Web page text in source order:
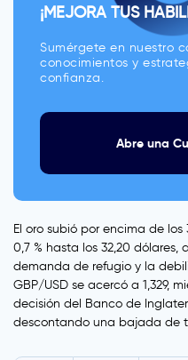
¡MEJORA TUS
Sumérgete en nuestro
conocimientos y
confianza.
Abre una
El oro subió por encima de
0,7 % hasta los 32,20
demanda de refugio y la
GBP/USD se acercó a 1,329,
decisión del Banco de
descontando una bajada de